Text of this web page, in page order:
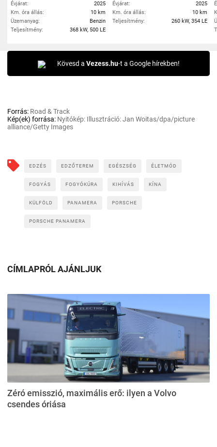
Évjárat:
2025
Km. óra állás:
10 km
Üzemanyag:
Benzin
Teljesítmény:
368 kW, 500 LE
Évjárat:
2025
Km. óra állás:
10 km
Teljesítmény:
260 kW, 354 LE
Kövesd a Vezess.hu-t a Google hírekben!
Forrás: Road & Track
Kép(ek) forrása: Nyitókép: Illusztráció: Jan Woitas/dpa/picture
alliance/Getty Images
EDZÉS EDZŐTEREM EGÉSZSÉG ÉLETMÓD
FOGYÁS FOGYÓKÚRA KIHÍVÁS KÍNA
KÜLFÖLD PANAMERA PORSCHE
PORSCHE PANAMERA
CÍMLAPRÓL AJÁNLJUK
Zéró emisszió, maximális erő: ilyen a Volvo
csendes óriása